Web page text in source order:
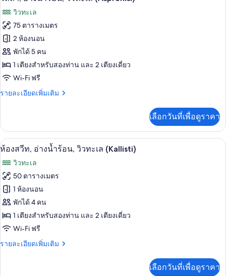
น้ำ
ร้อน,
วิว
ทะเล
(Petrino)
ภาพถ่าย
ทั้งหมด
ของ
วิลล่า,
อ่าง
น้ำ
ร้อน,
ทะเล
(Aspronisi)
วิวทะเล
75 ตารางเมตร
2 ห้องนอน
พักได้ 5 คน
1 เตียงสำหรับสองท่าน และ 2 เตียงเดี่ยว
Wi-Fi ฟรี
รายละเอียดเพิ่มเติม
ราย
เกี่ยว
กับ
วิลล่า,
น้ำ
ร้อน,
วิว
ทะเล
(Aspronisi)
เลือกวันที่เพื่อดูราคา
เปิด
ภาพถ่าย
ทั้งหมด
ของ
ห้อง
สวีท,
อ่าง
น้ำ
ตู้นิรภัยในห้องพัก, เตารีด/โต๊ะรีดผ้า,
27
ห้องสวีท, อ่างน้ำร้อน, วิวทะเล (Kallisti)
วิวทะเล
50 ตารางเมตร
1 ห้องนอน
พักได้ 4 คน
1 เตียงสำหรับสองท่าน และ 2 เตียงเดี่ยว
Wi-Fi ฟรี
รายละเอียดเพิ่มเติม
ราย
เลือกวันที่เพื่อดูราคา